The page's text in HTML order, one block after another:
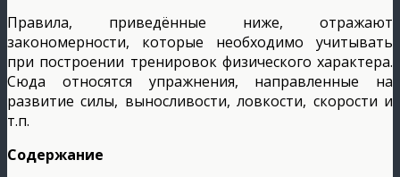
Правила, приведённые ниже, отражают
закономерности, которые необходимо учитывать
при построении тренировок физического характера.
Сюда относятся упражнения, направленные на
развитие силы, выносливости, ловкости, скорости и
т.п.
Содержание